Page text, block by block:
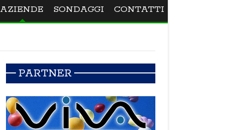
AZIENDE SONDAGGI CONTATTI
PARTNER